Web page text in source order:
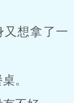
想拿了一
。